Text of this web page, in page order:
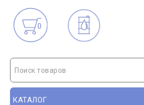
0
Поиск товаров
КАТАЛОГ